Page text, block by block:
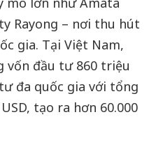
Rayong – nơi thu hút
gia. Tại Việt Nam,
vốn đầu tư 860 triệu
đa quốc gia với tổng
tạo ra hơn 60.000